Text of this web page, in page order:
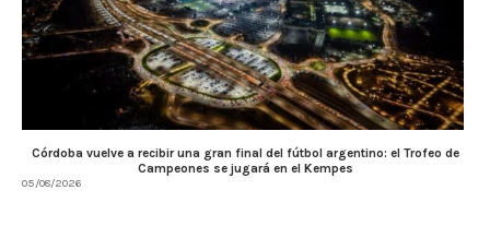
Córdoba vuelve a recibir una gran final del fútbol argentino: el Trofeo de
Campeones se jugará en el Kempes
05/08/2026